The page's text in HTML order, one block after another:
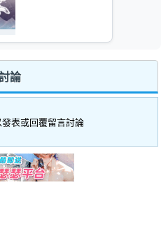
論
發表或回覆留言討論